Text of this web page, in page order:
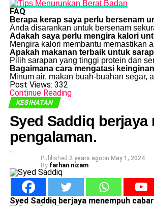
FAQ
Berapa kerap saya perlu bersenam
Anda disarankan untuk bersenam
Adakah saya perlu mengira kalori
Mengira kalori membantu memastikan
Apakah makanan terbaik untuk
Pilih sarapan yang tinggi protein dan
Bagaimana cara mengatasi
Minum air, makan buah-buahan segar,
Post Views: 332
Continue Reading
KESIHATAN
Syed Saddiq
pengalaman.
Published 2 years agoon May 1, 2024
By farhan nizam
Syed Saddiq berjaya menempuh